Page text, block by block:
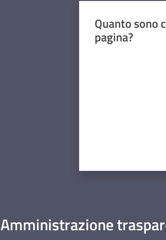
Quanto sono
pagina?
Amministrazione